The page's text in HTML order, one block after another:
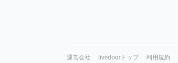
運営会社 livedoorトップ 利用規約